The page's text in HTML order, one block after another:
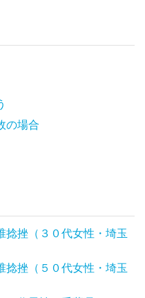
の場合
挫（３０代女性・埼玉
挫（５０代女性・埼玉